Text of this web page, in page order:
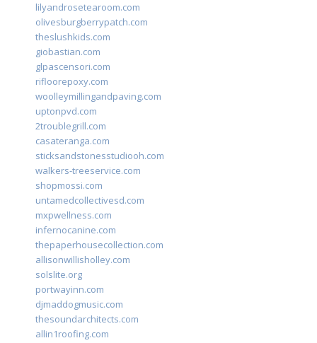
lilyandrosetearoom.com
olivesburgberrypatch.com
theslushkids.com
giobastian.com
glpascensori.com
rifloorepoxy.com
woolleymillingandpaving.com
uptonpvd.com
2troublegrill.com
casateranga.com
sticksandstonesstudiooh.com
walkers-treeservice.com
shopmossi.com
untamedcollectivesd.com
mxpwellness.com
infernocanine.com
thepaperhousecollection.com
allisonwillisholley.com
solslite.org
portwayinn.com
djmaddogmusic.com
thesoundarchitects.com
allin1roofing.com